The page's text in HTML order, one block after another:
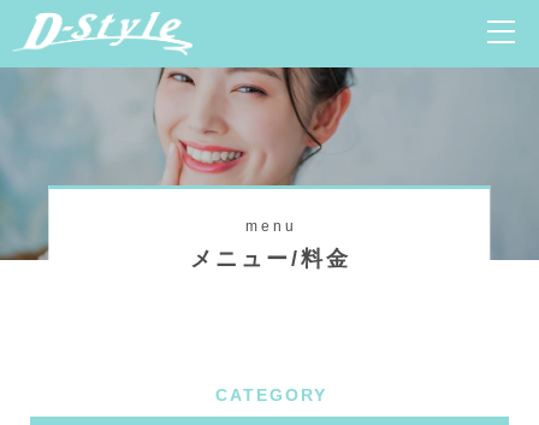
menu
メニュー/料金
CATEGORY